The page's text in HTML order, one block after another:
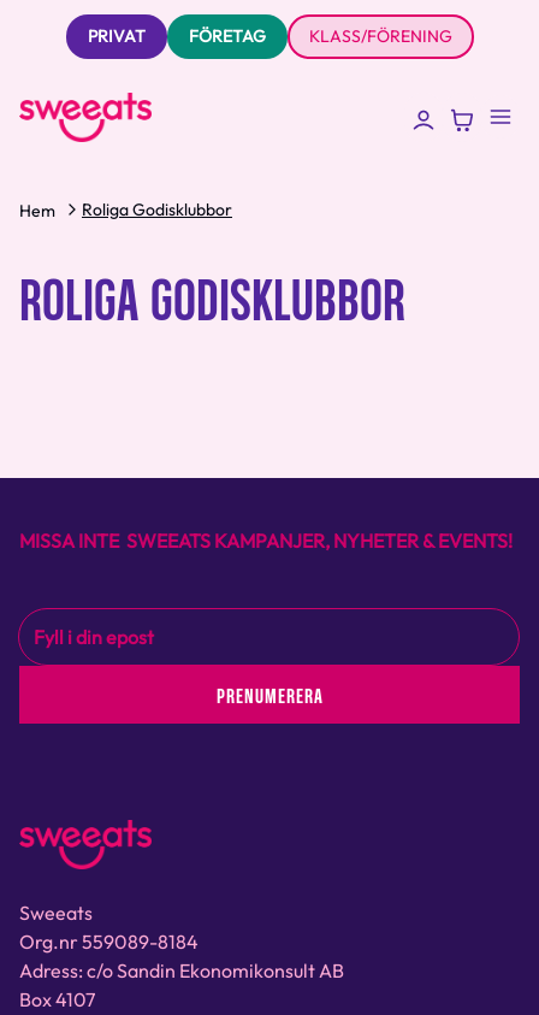
PRIVAT FÖRETAG KLASS/FÖRENING
Hem Roliga Godisklubbor
ROLIGA GODISKLUBBOR
MISSA INTE SWEEATS KAMPANJER, NYHETER & EVENTS!
PRENUMERERA
Sweeats
Org.nr 559089-8184
Adress: c/o Sandin Ekonomikonsult AB
Box 4107